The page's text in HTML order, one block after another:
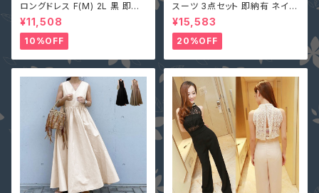
ロングドレス F(M) 2L 黒 即納
マキシワンピース キャバ嬢 パー
ティードレス スパンコール 二次
会 大きいサイズ YJ-6536 レデ
ィース 背中開き ノースリーブ イ
ブニングドレス
¥11,508
10%OFF
スーツ 3点セット 即納有 ネイビ
ー グレー S M L 2L 3L 4L 大
きいサイズ パンツ or スカート＋
ジャケット＋ベスト ストライプ X
Z-X10083
¥15,583
20%OFF